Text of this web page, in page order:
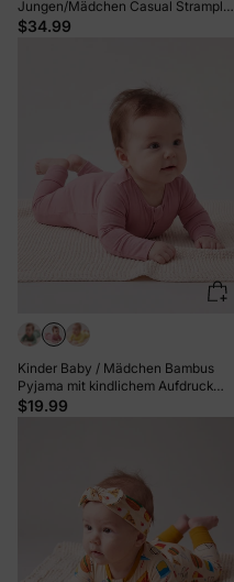
Jungen/Mädchen Casual Strampler
weiß
$34.99
Kinder Baby / Mädchen Bambus
Pyjama mit kindlichem Aufdruck
(eng anliegend) rosa
$19.99